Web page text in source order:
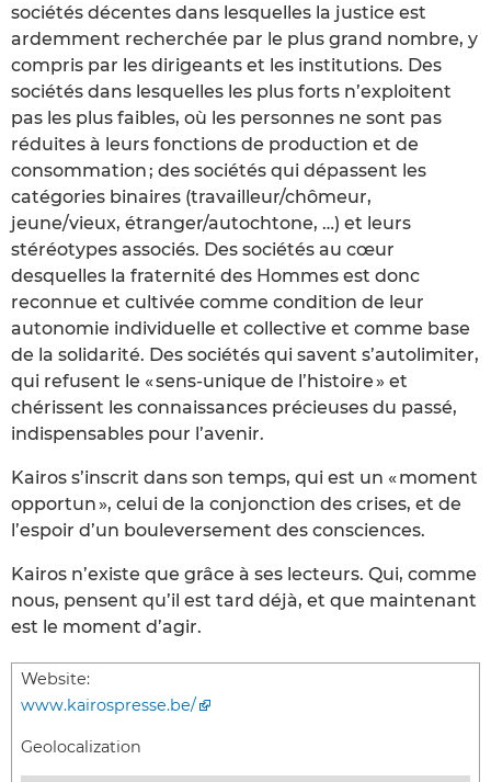
sociétés décentes dans lesquelles la justice est
ardemment recherchée par le plus grand nombre, y
compris par les dirigeants et les institutions. Des
sociétés dans lesquelles les plus forts n’exploitent
pas les plus faibles, où les personnes ne sont pas
réduites à leurs fonctions de production et de
consommation ; des sociétés qui dépassent les
catégories binaires (travailleur/chômeur,
jeune/vieux, étranger/autochtone, …) et leurs
stéréotypes associés. Des sociétés au cœur
desquelles la fraternité des Hommes est donc
reconnue et cultivée comme condition de leur
autonomie individuelle et collective et comme base
de la solidarité. Des sociétés qui savent s’autolimiter,
qui refusent le « sens-unique de l’histoire » et
chérissent les connaissances précieuses du passé,
indispensables pour l’avenir.
Kairos s’inscrit dans son temps, qui est un « moment
opportun », celui de la conjonction des crises, et de
l’espoir d’un bouleversement des consciences.
Kairos n’existe que grâce à ses lecteurs. Qui, comme
nous, pensent qu’il est tard déjà, et que maintenant
est le moment d’agir.
Website:
www.kairospresse.be/
Geolocalization